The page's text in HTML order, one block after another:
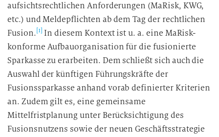
aufsichtsrechtlichen Anforderungen (MaRisk, KWG,
etc.) und Meldepflichten ab dem Tag der rechtlichen
Fusion. [1] In diesem Kontext ist u. a. eine MaRisk-
konforme Aufbauorganisation für die fusionierte
Sparkasse zu erarbeiten. Dem schließt sich auch die
Auswahl der künftigen Führungskräfte der
Fusionssparkasse anhand vorab definierter Kriterien
an. Zudem gilt es, eine gemeinsame
Mittelfristplanung unter Berücksichtigung des
Fusionsnutzens sowie der neuen Geschäftsstrategie